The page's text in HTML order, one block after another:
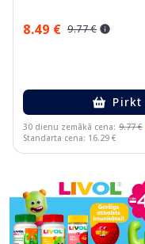
8.49 € 9.77 €
Pirkt
30 dienu zemākā cena: 9.77 €
Standarta cena: 16.29 €